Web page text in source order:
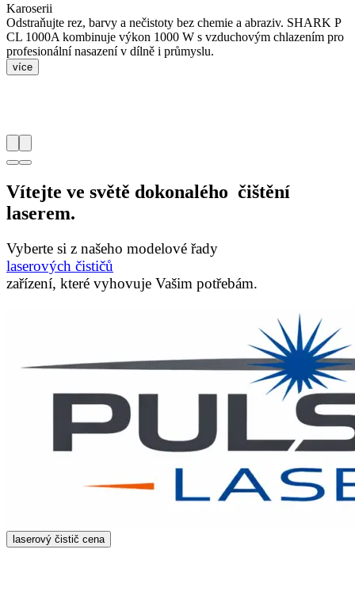
Karoserii
Odstraňujte rez, barvy a nečistoty bez chemie a abraziv. SHARK P
CL 1000A kombinuje výkon 1000 W s vzduchovým chlazením pro
profesionální nasazení v dílně i průmyslu.
více
Vítejte ve světě dokonalého čištění
laserem.
Vyberte si z našeho modelové řady
laserových čističů
zařízení, které vyhovuje Vašim potřebám.
laserový čistič cena